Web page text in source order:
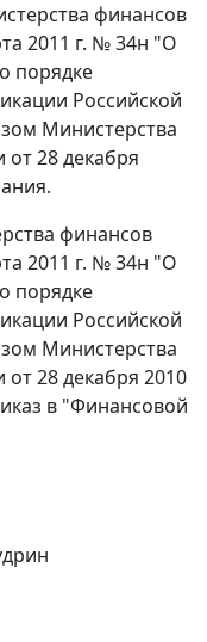
финансов
2011 г. № 34н "О
порядке
Российской
Министерства
28 декабря
финансов
2011 г. № 34н "О
порядке
Российской
Министерства
28 декабря 2010
в "Финансовой